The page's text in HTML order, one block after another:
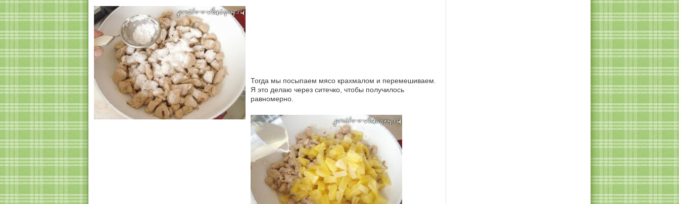
Тогда мы посыпаем мясо крахмалом и перемешиваем.
Я это делаю через ситечко, чтобы получилось
равномерно.